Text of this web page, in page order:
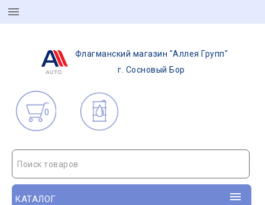
Флагманский магазин "Аллея Групп"
г. Сосновый Бор
0
Поиск товаров
КАТАЛОГ